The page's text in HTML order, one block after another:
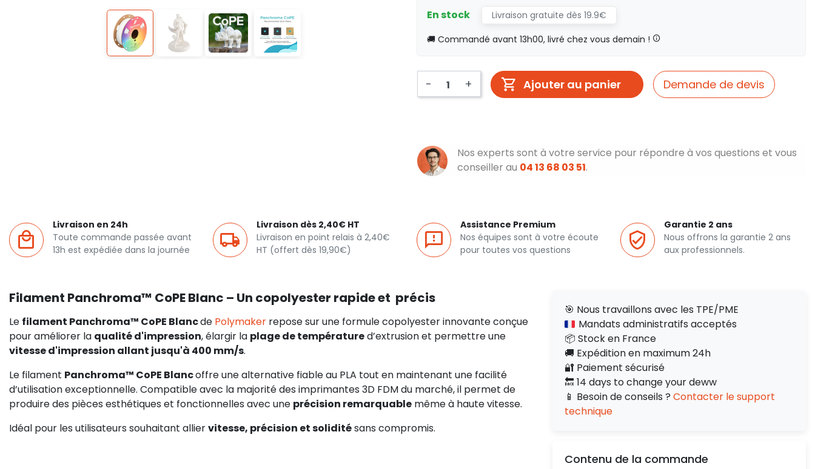
En stock
Livraison gratuite dès 19.9€
🚚 Commandé avant 13h00, livré chez vous demain !
- + Ajouter au panier Demande de devis
Nos experts sont à votre service pour répondre à vos questions et vous
conseiller au 04 13 68 03 51.
Livraison en 24h
Toute commande passée avant
13h est expédiée dans la journée
Livraison dès 2,40€ HT
Livraison en point relais à 2,40€
HT (offert dès 19,90€)
Assistance Premium
Nos équipes sont à votre écoute
pour toutes vos questions
Garantie 2 ans
Nous offrons la garantie 2 ans
aux professionnels.
Filament Panchroma™ CoPE Blanc – Un copolyester rapide et précis
Le filament Panchroma™ CoPE Blancde Polymaker repose sur une formule copolyester innovante conçue
pour améliorer la qualité d'impression, élargir la plage de températured’extrusion et permettre une
vitesse d'impression allant jusqu'à 400 mm/s.
Le filament Panchroma™ CoPE Blancoffre une alternative fiable au PLA tout en maintenant une facilité
d’utilisation exceptionnelle. Compatible avec la majorité des imprimantes 3D FDM du marché, il permet de
produire des pièces esthétiques et fonctionnelles avec une précision remarquable même à haute vitesse.
Idéal pour les utilisateurs souhaitant alliervitesse, précision et soliditésans compromis.
🎯 Nous travaillons avec les TPE/PME
Mandats administratifs acceptés
📦 Stock en France
🚚 Expédition en maximum 24h
🔐 Paiement sécurisé
🔙 14 days to change your deww
📱 Besoin de conseils ? Contacter le support
technique
Contenu de la commande